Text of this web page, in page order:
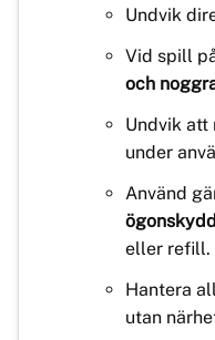
Undvik
Vid spill
och
Undvik att
under
Använd
ögonskydd
eller refill.
Hantera
utan